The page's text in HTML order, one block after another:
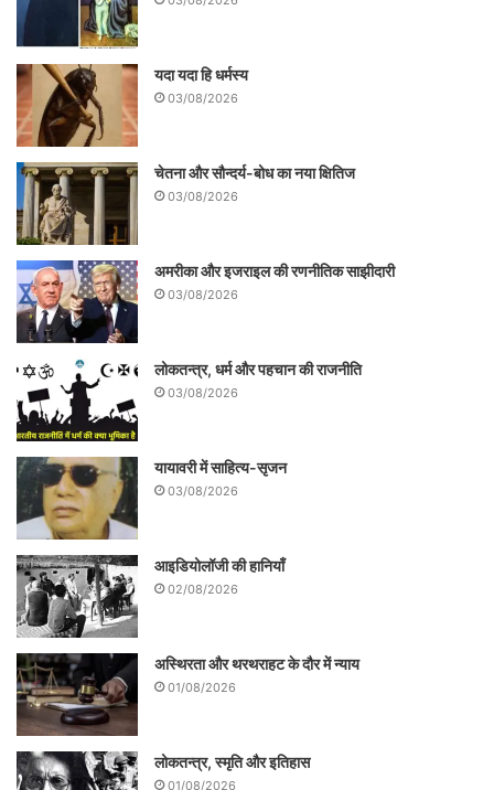
यदा यदा हि धर्मस्य
03/08/2026
चेतना और सौन्दर्य-बोध का नया क्षितिज
03/08/2026
अमरीका और इजराइल की रणनीतिक साझीदारी
03/08/2026
लोकतन्त्र, धर्म और पहचान की राजनीति
03/08/2026
यायावरी में साहित्य-सृजन
03/08/2026
आइडियोलॉजी की हानियाँ
02/08/2026
अस्थिरता और थरथराहट के दौर में न्याय
01/08/2026
लोकतन्त्र, स्मृति और इतिहास
01/08/2026